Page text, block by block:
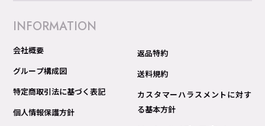
INFORMATION
会社概要
グループ構成図
特定商取引法に基づく表記
個人情報保護方針
返品特約
送料規約
カスタマーハラスメントに対す
る基本方針